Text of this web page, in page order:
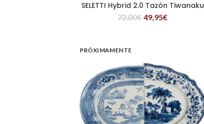
LEER MÁS
SELETTI Hybrid 2.0 Tazón Tiwanaku
72,00€49,95€
PRÓXIMAMENTE